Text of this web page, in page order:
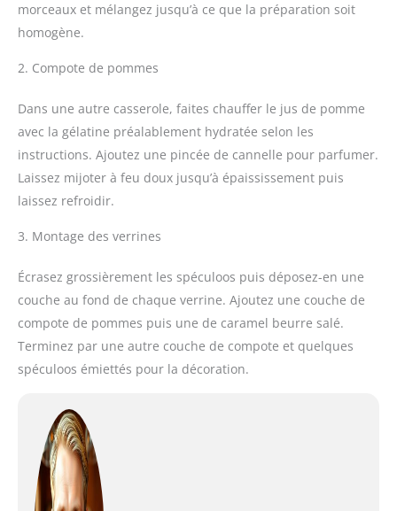
morceaux et mélangez jusqu’à ce que la préparation soit
homogène.
2. Compote de pommes
Dans une autre casserole, faites chauffer le jus de pomme
avec la gélatine préalablement hydratée selon les
instructions. Ajoutez une pincée de cannelle pour parfumer.
Laissez mijoter à feu doux jusqu’à épaississement puis
laissez refroidir.
3. Montage des verrines
Écrasez grossièrement les spéculoos puis déposez-en une
couche au fond de chaque verrine. Ajoutez une couche de
compote de pommes puis une de caramel beurre salé.
Terminez par une autre couche de compote et quelques
spéculoos émiettés pour la décoration.